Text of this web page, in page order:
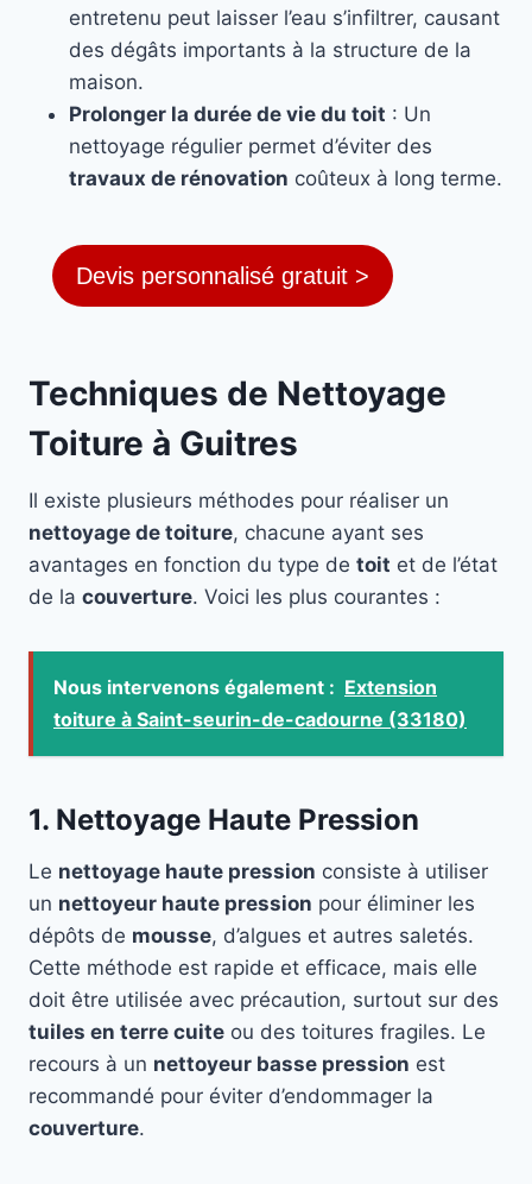
entretenu peut laisser l’eau s’infiltrer, causant
des dégâts importants à la structure de la
maison.
Prolonger la durée de vie du toit : Un
nettoyage régulier permet d’éviter des
travaux de rénovation coûteux à long terme.
Devis personnalisé gratuit >
Techniques de Nettoyage
Toiture à Guitres
Il existe plusieurs méthodes pour réaliser un
nettoyage de toiture, chacune ayant ses
avantages en fonction du type de toit et de l’état
de la couverture. Voici les plus courantes :
Nous intervenons également : Extension
toiture à Saint-seurin-de-cadourne (33180)
1. Nettoyage Haute Pression
Le nettoyage haute pression consiste à utiliser
un nettoyeur haute pression pour éliminer les
dépôts de mousse, d’algues et autres saletés.
Cette méthode est rapide et efficace, mais elle
doit être utilisée avec précaution, surtout sur des
tuiles en terre cuite ou des toitures fragiles. Le
recours à un nettoyeur basse pression est
recommandé pour éviter d’endommager la
couverture.